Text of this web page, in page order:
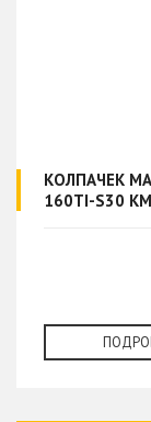
КОЛПАЧЕК
160TI-S30